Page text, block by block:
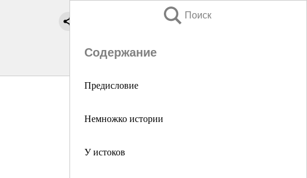
Поиск
Содержание
Предисловие
Немножко истории
У истоков